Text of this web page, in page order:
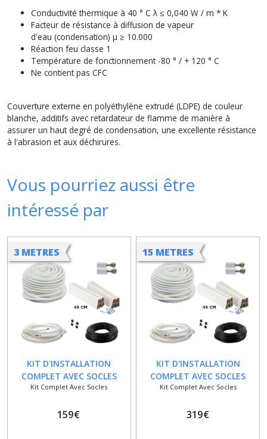
Conductivité thermique à 40 ° C λ ≤ 0,040 W / m * K
Facteur de résistance à diffusion de vapeur
d'eau (condensation) μ ≥ 10.000
Réaction feu classe 1
Température de fonctionnement -80 ° / + 120 ° C
Ne contient pas CFC
Couverture externe en polyéthylène extrudé (LDPE) de couleur
blanche, additifs avec retardateur de flamme de manière à
assurer un haut degré de condensation, une excellente résistance
à l'abrasion et aux déchirures.
Vous pourriez aussi être
intéressé par
3 METRES
KIT D'INSTALLATION
COMPLET AVEC SOCLES
POUR CLIMATISEUR 1/4 ET
Kit Complet Avec Socles
159€
15 METRES
KIT D'INSTALLATION
COMPLET AVEC SOCLES
POUR CLIMATISEUR 1/4 ET
Kit Complet Avec Socles
319€